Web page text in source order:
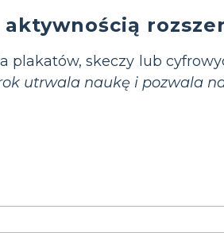
plakatów, skeczy lub
utrwala naukę i pozwala